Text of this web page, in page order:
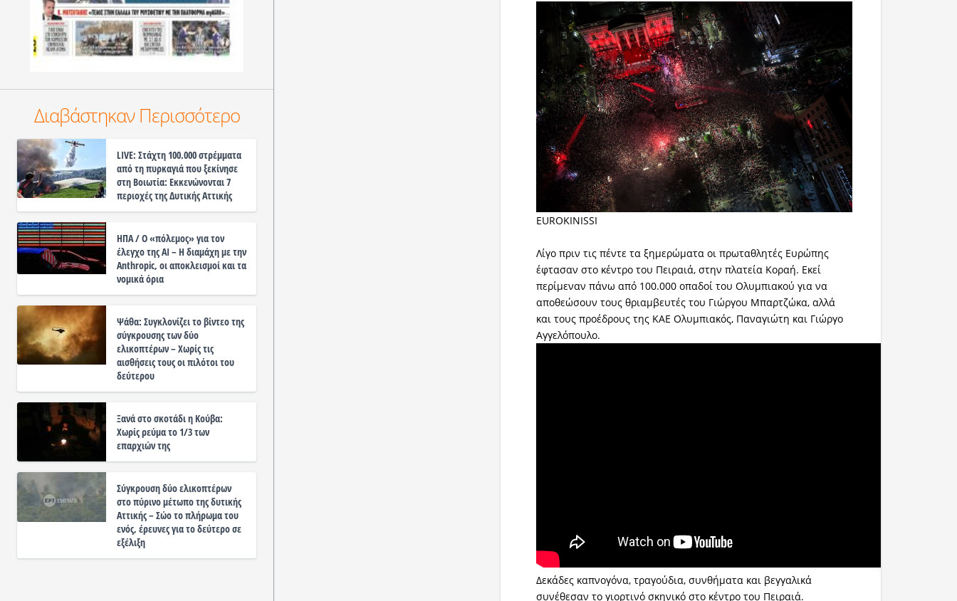
EUROKINISSI
Λίγο πριν τις πέντε τα ξημερώματα οι πρωταθλητές Ευρώπης
έφτασαν στο κέντρο του Πειραιά, στην πλατεία Κοραή. Εκεί
περίμεναν πάνω από 100.000 οπαδοί του Ολυμπιακού για να
αποθεώσουν τους θριαμβευτές του Γιώργου Μπαρτζώκα, αλλά
και τους προέδρους της ΚΑΕ Ολυμπιακός, Παναγιώτη και Γιώργο
Αγγελόπουλο.
Δεκάδες καπνογόνα, τραγούδια, συνθήματα και βεγγαλικά
συνέθεσαν το γιορτινό σκηνικό στο κέντρο του Πειραιά.
Διαβάστηκαν Περισσότερο
LIVE: Στάχτη 100.000 στρέμματα
από τη πυρκαγιά που ξεκίνησε
στη Βοιωτία: Εκκενώνονται 7
περιοχές της Δυτικής Αττικής
ΗΠΑ / Ο «πόλεμος» για τον
έλεγχο της ΑΙ – Η διαμάχη με την
Anthropic, οι αποκλεισμοί και τα
νομικά όρια
Ψάθα: Συγκλονίζει το βίντεο της
σύγκρουσης των δύο
ελικοπτέρων – Χωρίς τις
αισθήσεις τους οι πιλότοι του
δεύτερου
Ξανά στο σκοτάδι η Κούβα:
Χωρίς ρεύμα το 1/3 των
επαρχιών της
Σύγκρουση δύο ελικοπτέρων
στο πύρινο μέτωπο της δυτικής
Αττικής – Σώο το πλήρωμα του
ενός, έρευνες για το δεύτερο σε
εξέλιξη